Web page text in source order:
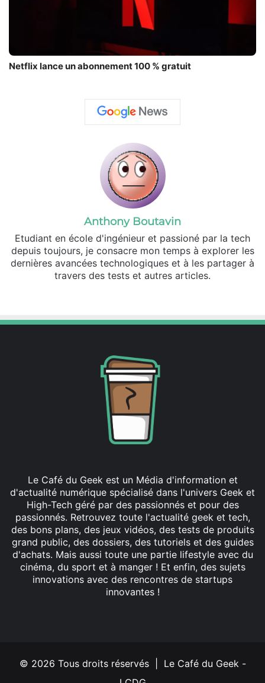
Netflix lance un abonnement 100 % gratuit
Anthony Boutavin
Etudiant en école d'ingénieur et passioné par la tech
depuis toujours, je consacre mon temps à explorer les
dernières avancées technologiques et à les partager à
travers des tests et autres articles.
Le Café du Geek est un Média d'information et
d'actualité numérique spécialisé dans l'univers Geek et
High-Tech géré par des passionnés et pour des
passionnés. Retrouvez toute l'actualité geek et tech,
des bons plans, des jeux vidéos, des tests de produits
grand public, des dossiers, des tutoriels et des guides
d'achats. Mais aussi toute une partie lifestyle avec du
cinéma, du sport et à manger ! Et enfin, des sujets
innovations avec des rencontres de startups
innovantes !
© 2026 Tous droits réservés | Le Café du Geek -